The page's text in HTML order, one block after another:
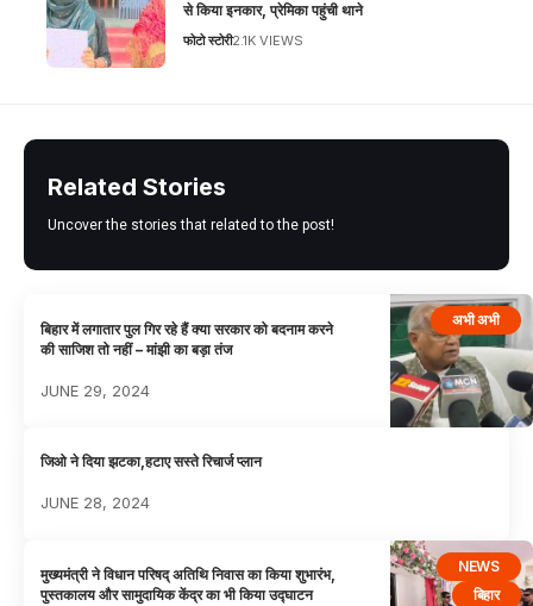
से किया इनकार, प्रेमिका पहुंची थाने
फोटो स्टोरी2.1K VIEWS
Related Stories
Uncover the stories that related to the post!
अभी अभी
बिहार में लगातार पुल गिर रहे हैं क्या सरकार को बदनाम करने
की साजिश तो नहीं – मांझी का बड़ा तंज
JUNE 29, 2024
जिओ ने दिया झटका,हटाए सस्ते रिचार्ज प्लान
JUNE 28, 2024
NEWS
बिहार
मुख्यमंत्री ने विधान परिषद् अतिथि निवास का किया शुभारंभ,
पुस्तकालय और सामुदायिक केंद्र का भी किया उद्घाटन